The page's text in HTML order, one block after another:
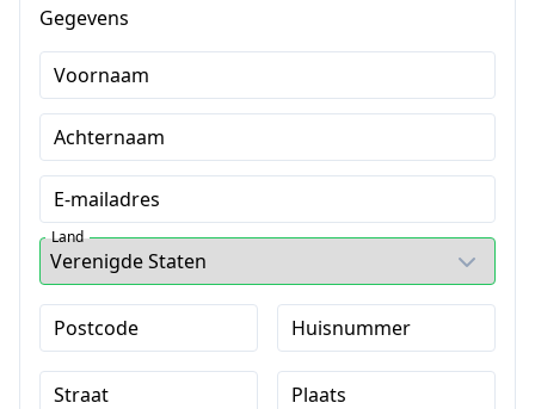
Gegevens
Voornaam
Achternaam
E-mailadres
Land
Postcode Huisnummer
Straat Plaats